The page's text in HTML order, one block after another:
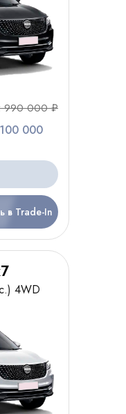
990 000 ₽
000
в Trade-In
4WD